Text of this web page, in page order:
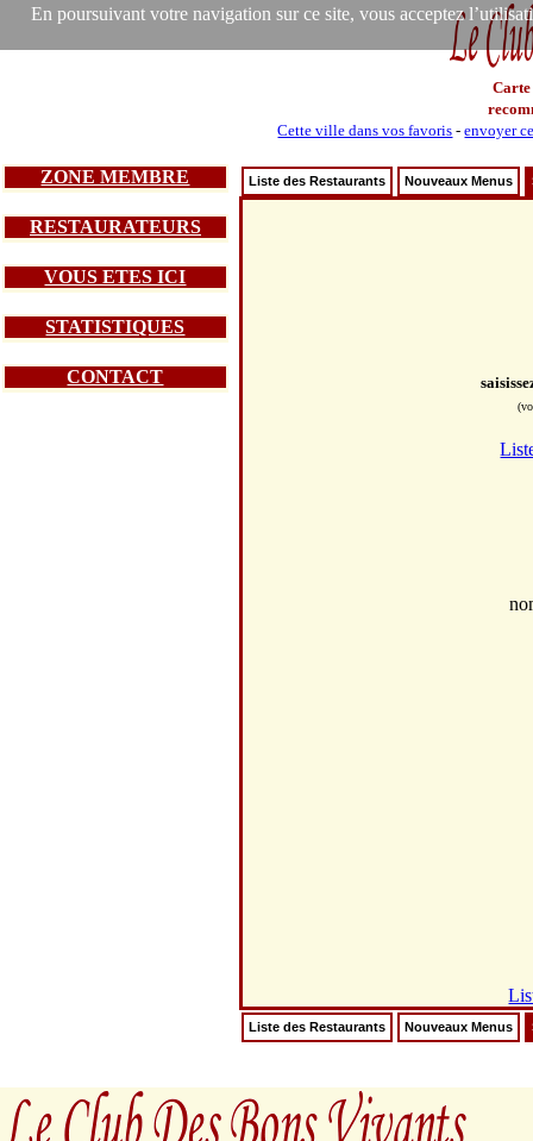
En poursuivant votre navigation sur ce site, vous acceptez
Carte
Cette ville dans vos favoris -envoyer
ZONE MEMBRE
RESTAURATEURS
VOUS ETES ICI
STATISTIQUES
CONTACT
Liste des Restaurants Nouveaux Menus
Liste des Restaurants Nouveaux Menus